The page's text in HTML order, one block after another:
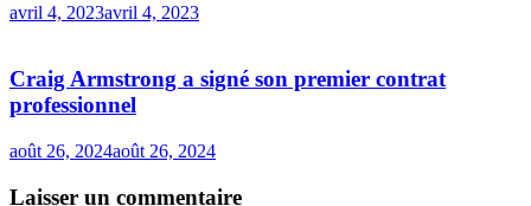
avril 4, 2023avril 4, 2023
Craig Armstrong a signé son premier contrat
professionnel
août 26, 2024août 26, 2024
Laisser un commentaire